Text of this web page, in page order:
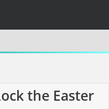
the Easter